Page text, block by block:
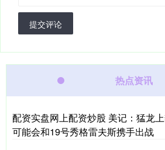
提交评论
热点资讯
配资实盘网上配资炒股 美记：猛龙
可能会和19号秀格雷夫斯携手出战